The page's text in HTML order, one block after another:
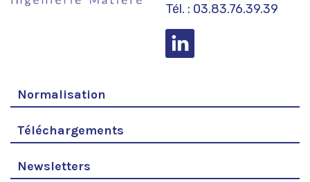
Tél. : 03.83.76.39.39
Normalisation
Téléchargements
Newsletters